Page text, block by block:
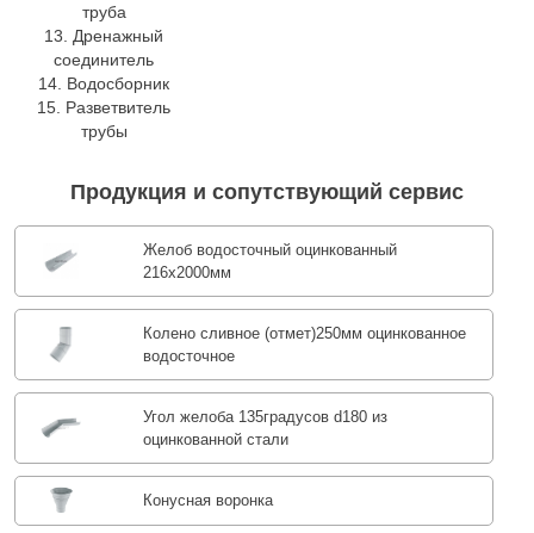
труба
13. Дренажный
соединитель
14. Водосборник
15. Разветвитель
трубы
Продукция и сопутствующий сервис
Желоб водосточный оцинкованный
216х2000мм
Колено сливное (отмет)250мм оцинкованное
водосточное
Угол желоба 135градусов d180 из
оцинкованной стали
Конусная воронка